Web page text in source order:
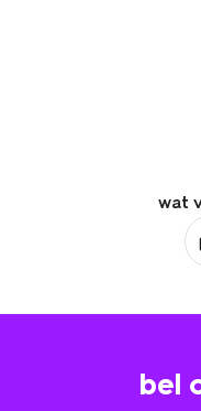
wat
bel